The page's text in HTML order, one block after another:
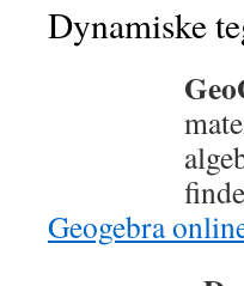
Dynamiske
Geogebra